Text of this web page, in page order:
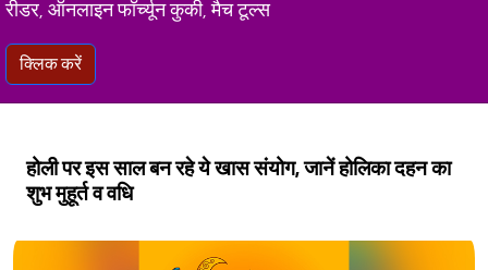
रीडर, ऑनलाइन फॉर्च्यून कुकी, मैच टूल्स
क्लिक करें
होली पर इस साल बन रहे ये खास संयोग, जानें होलिका दहन का
शुभ मुहूर्त व वधि